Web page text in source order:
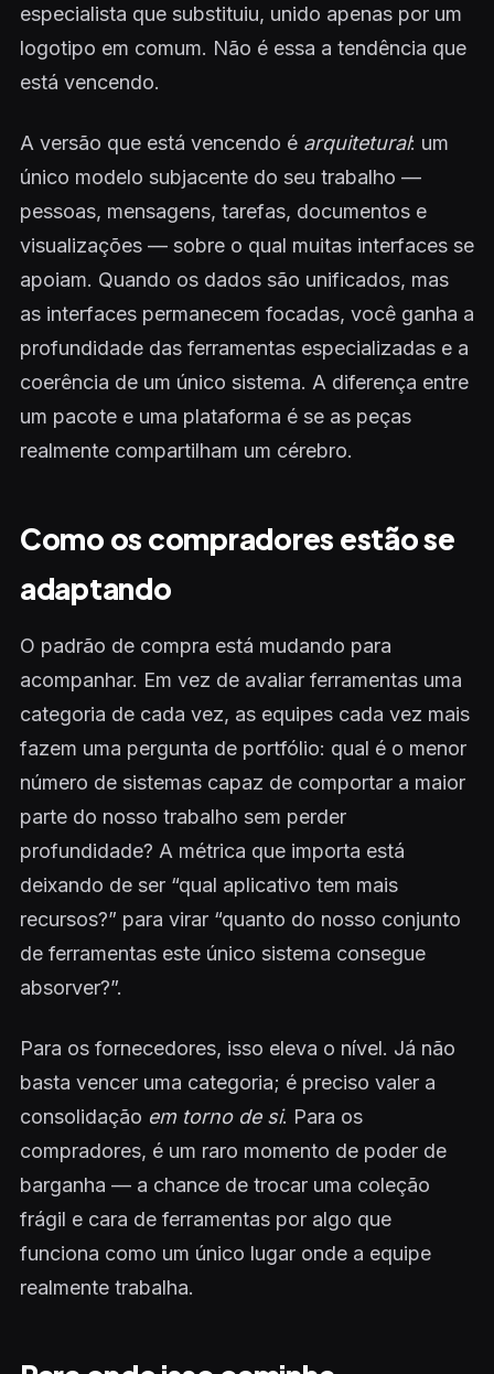
especialista que substituiu, unido apenas por um
logotipo em comum. Não é essa a tendência que
está vencendo.
A versão que está vencendo é arquitetural: um
único modelo subjacente do seu trabalho —
pessoas, mensagens, tarefas, documentos e
visualizações — sobre o qual muitas interfaces se
apoiam. Quando os dados são unificados, mas
as interfaces permanecem focadas, você ganha a
profundidade das ferramentas especializadas e a
coerência de um único sistema. A diferença entre
um pacote e uma plataforma é se as peças
realmente compartilham um cérebro.
Como os compradores estão se
adaptando
O padrão de compra está mudando para
acompanhar. Em vez de avaliar ferramentas uma
categoria de cada vez, as equipes cada vez mais
fazem uma pergunta de portfólio: qual é o menor
número de sistemas capaz de comportar a maior
parte do nosso trabalho sem perder
profundidade? A métrica que importa está
deixando de ser “qual aplicativo tem mais
recursos?” para virar “quanto do nosso conjunto
de ferramentas este único sistema consegue
absorver?”.
Para os fornecedores, isso eleva o nível. Já não
basta vencer uma categoria; é preciso valer a
consolidação em torno de si. Para os
compradores, é um raro momento de poder de
barganha — a chance de trocar uma coleção
frágil e cara de ferramentas por algo que
funciona como um único lugar onde a equipe
realmente trabalha.